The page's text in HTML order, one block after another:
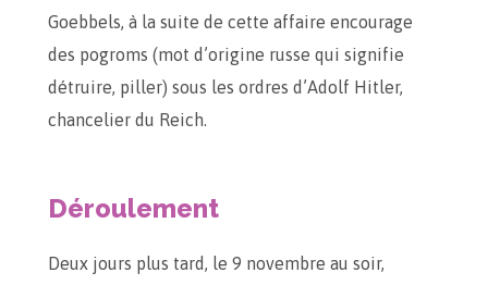
Goebbels, à la suite de cette affaire encourage
des pogroms (mot d’origine russe qui signifie
détruire, piller) sous les ordres d’Adolf Hitler,
chancelier du Reich.
Déroulement
Deux jours plus tard, le 9 novembre au soir,